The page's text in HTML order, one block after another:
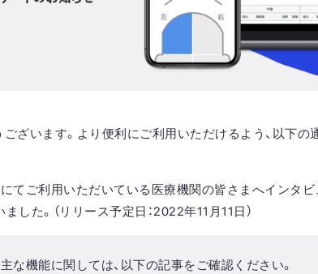
ざいます。より便利にご利用いただけるよう、以下の
てご利用いただいている医療機関の皆さまへインタビ
した。（リリース予定日：2022年11月11日）
な機能に関しては、以下の記事をご確認ください。